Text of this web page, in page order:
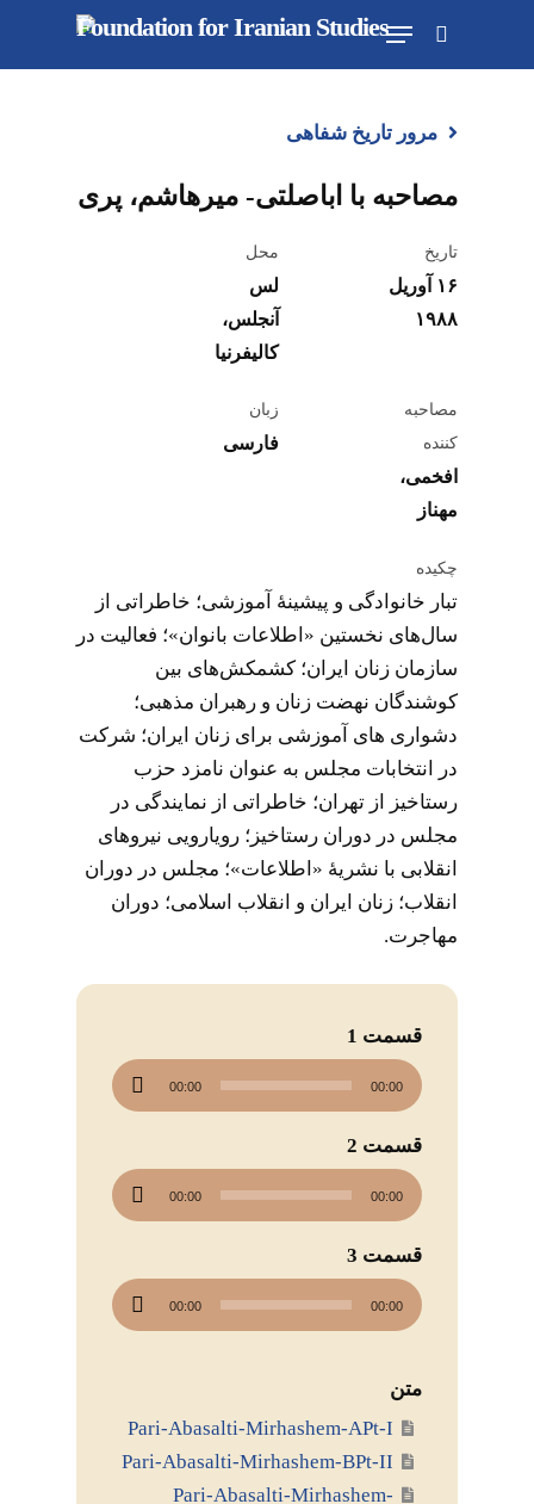
Menu
مرور تاریخ شفاهی
مصاحبه با اباصلتی- میرهاشم، پری
تاریخ
۱۶ آوریل
۱۹۸۸
محل
لس
آنجلس،
کالیفرنیا
مصاحبه
کننده
افخمی،
مهناز
زبان
فارسی
چکیده
تبار خانوادگی و پیشینۀ آموزشی؛ خاطراتی از
سال‌های نخستین «اطلاعات بانوان»؛ فعالیت در
سازمان زنان ایران؛ کشمکش‌های بین
کوشندگان نهضت زنان و رهبران مذهبی؛
دشواری های آموزشی برای زنان ایران؛ شرکت
در انتخابات مجلس به عنوان نامزد حزب
رستاخیز از تهران؛ خاطراتی از نمایندگی در
مجلس در دوران رستاخیز؛ رویارویی نیروهای
انقلابی با نشریۀ «اطلاعات»؛ مجلس در دوران
انقلاب؛ زنان ایران و انقلاب اسلامی؛ دوران
مهاجرت.
قسمت 1
پخش‌کننده
صوت
00:00 00:00
قسمت 2
پخش‌کننده
صوت
00:00 00:00
قسمت 3
پخش‌کننده
صوت
00:00 00:00
متن
Pari-Abasalti-Mirhashem-